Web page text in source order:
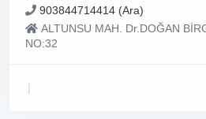
903844714414 (Ara)
ALTUNSU MAH. Dr.DOĞAN
NO:32